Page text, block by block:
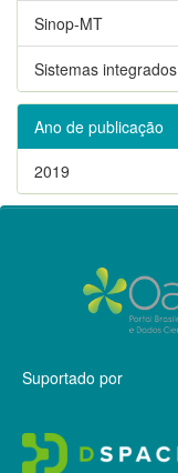
Sinop-MT
Sistemas integrados
Ano de publicação
2019
Suportado por